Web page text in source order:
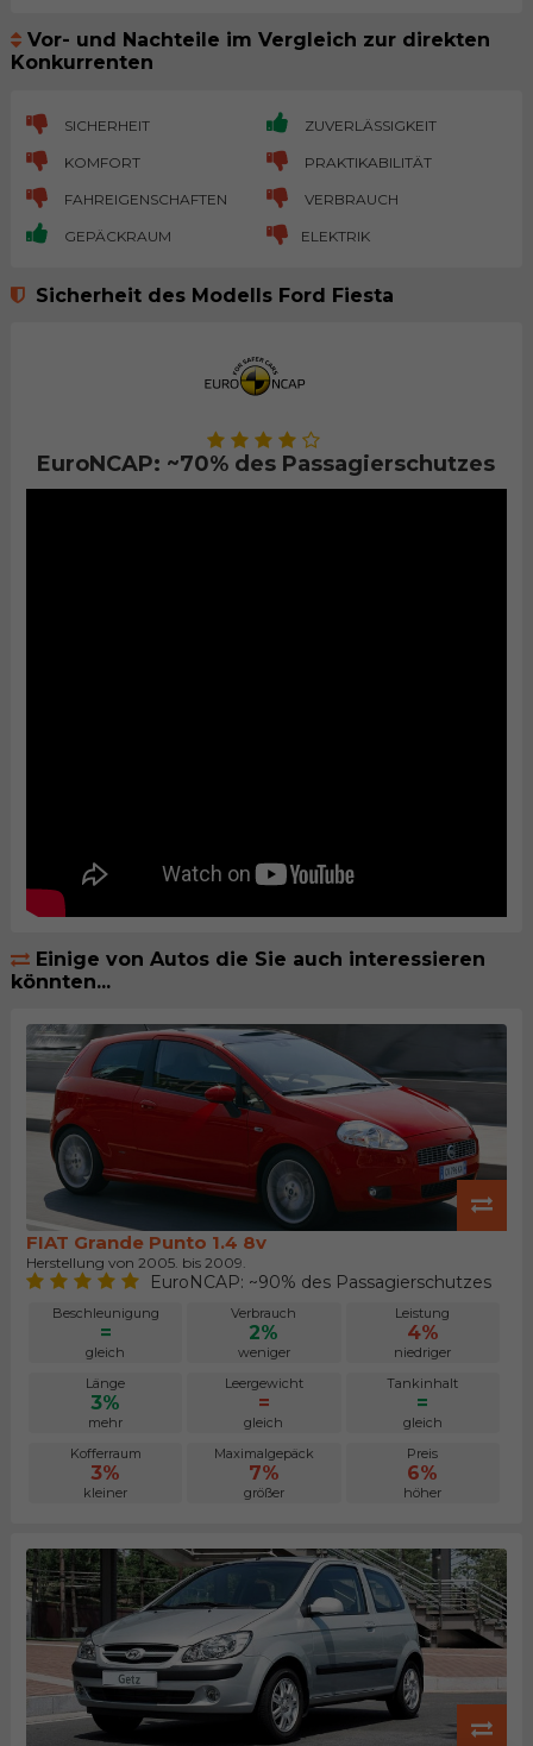
Vor- und Nachteile im Vergleich zur direkten
Konkurrenten
SICHERHEIT ZUVERLÄSSIGKEIT
KOMFORT PRAKTIKABILITÄT
FAHREIGENSCHAFTEN VERBRAUCH
GEPÄCKRAUM ELEKTRIK
Sicherheit des Modells Ford Fiesta
EuroNCAP: ~70% des Passagierschutzes
Einige von Autos die Sie auch interessieren
könnten...
FIAT Grande Punto 1.4 8v
Herstellung von 2005. bis 2009.
EuroNCAP: ~90% des Passagierschutzes
Beschleunigung
=
gleich
Verbrauch
2%
weniger
Leistung
4%
niedriger
Länge
3%
mehr
Leergewicht
=
gleich
Tankinhalt
=
gleich
Kofferraum
3%
kleiner
Maximalgepäck
7%
größer
Preis
6%
höher